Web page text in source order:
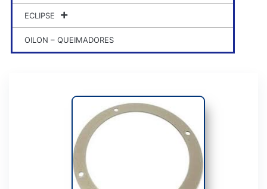
ECLIPSE
OILON – QUEIMADORES